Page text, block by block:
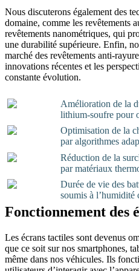
Nous discuterons également des
domaine, comme les revêtements
revêtements nanométriques, qui
une durabilité supérieure. Enfin,
marché des revêtements anti-
innovations récentes et les
constante évolution.
Amélioration de la
lithium-soufre pour
Optimisation de la
par algorithmes
Réduction de la
par matériaux
Durée de vie des
soumis à l’humidité
Fonctionnement des
Les écrans tactiles sont devenus
que ce soit sur nos smartphones,
même dans nos véhicules. Ils